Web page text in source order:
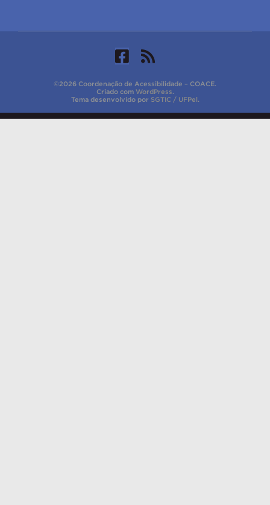
©2026 Coordenação de Acessibilidade – COACE.
Criado com WordPress.
Tema desenvolvido por SGTIC / UFPel.